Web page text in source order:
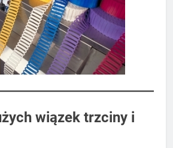
wiązek trzciny i